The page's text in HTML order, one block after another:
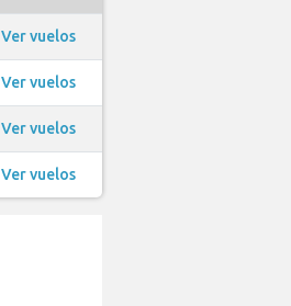
Ver vuelos
Ver vuelos
Ver vuelos
Ver vuelos